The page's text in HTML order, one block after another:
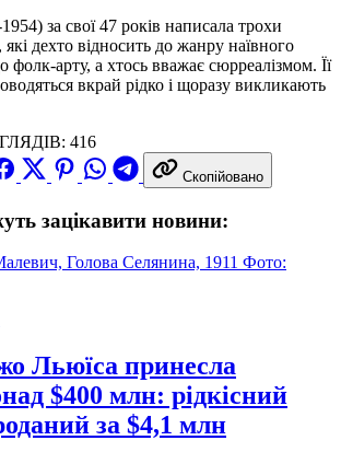
за свої 47 років написала трохи
дехто відносить до жанру наївного
фолк-арту, а хтось вважає сюрреалізмом. Її
вкрай рідко і щоразу викликають
416
Скопійовано
зацікавити новини:
Льюїса принесла
$400 млн: рідкісний
за $4,1 млн